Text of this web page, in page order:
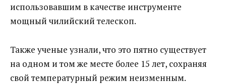
использовавшим в качестве инструменте
мощный чилийский телескоп.
Также ученые узнали, что это пятно существует
на одном и том же месте более 15 лет, сохраняя
свой температурный режим неизменным.